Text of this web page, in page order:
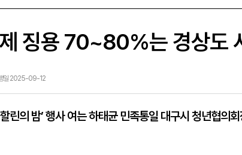
징용 70~80%는 경상도
일 2025-09-12
린의 밤’ 행사 여는 하태균 민족통일 대구시 청년협의